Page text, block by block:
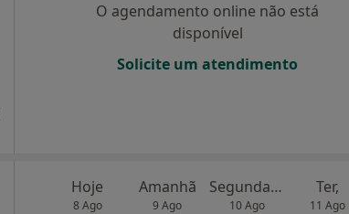
O agendamento online não está
disponível
Solicite um atendimento
Hoje
8 Ago
Amanhã
9 Ago
Segunda-feira
10 Ago
Ter,
11 Ago